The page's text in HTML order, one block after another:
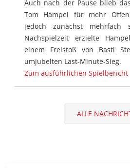
Auch nach der Pause blieb
Tom Hampel für mehr
jedoch zunächst mehrfach
Nachspielzeit erzielte
einem Freistoß von Basti
umjubelten Last-Minute-Sieg.
Zum ausführlichen Spielbericht
ALLE